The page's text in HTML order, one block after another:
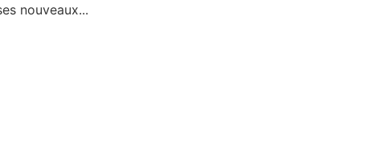
nouveaux...